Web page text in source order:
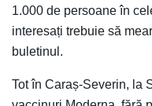
1.000 de persoane în
interesați trebuie să
buletinul.
Tot în Caraș-Severin, la